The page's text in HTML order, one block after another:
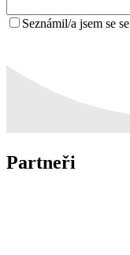
Seznámil/a jsem se se
Partneři